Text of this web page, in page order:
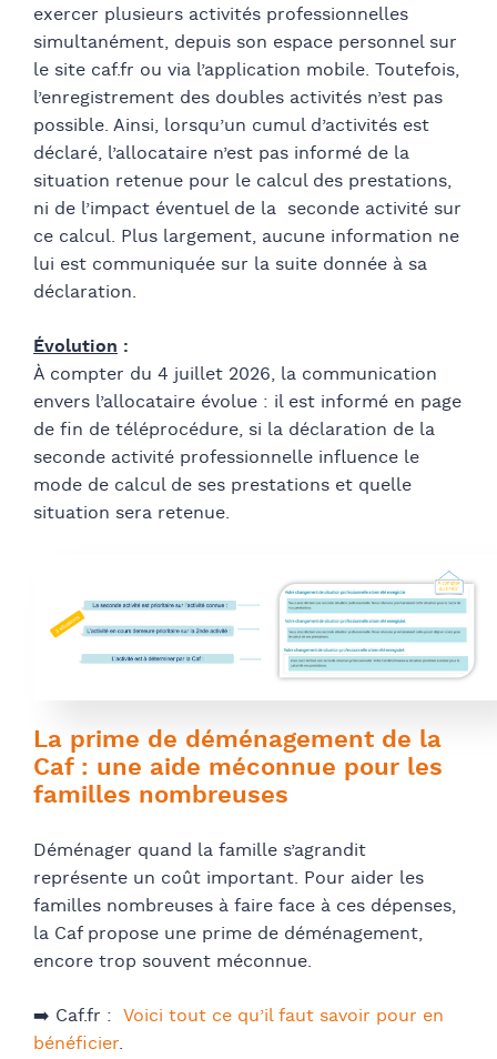
exercer plusieurs activités professionnelles
simultanément, depuis son espace personnel sur
le site caf.fr ou via l’application mobile. Toutefois,
l’enregistrement des doubles activités n’est pas
possible. Ainsi, lorsqu’un cumul d’activités est
déclaré, l’allocataire n’est pas informé de la
situation retenue pour le calcul des prestations,
ni de l’impact éventuel de la seconde activité sur
ce calcul. Plus largement, aucune information ne
lui est communiquée sur la suite donnée à sa
déclaration.
Évolution :
À compter du 4 juillet 2026, la communication
envers l’allocataire évolue : il est informé en page
de fin de téléprocédure, si la déclaration de la
seconde activité professionnelle influence le
mode de calcul de ses prestations et quelle
situation sera retenue.
La prime de déménagement de la
Caf : une aide méconnue pour les
familles nombreuses
Déménager quand la famille s’agrandit
représente un coût important. Pour aider les
familles nombreuses à faire face à ces dépenses,
la Caf propose une prime de déménagement,
encore trop souvent méconnue.
➡️ Caf.fr : Voici tout ce qu’il faut savoir pour en
bénéficier.